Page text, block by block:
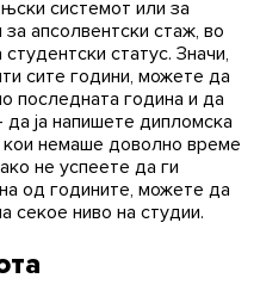
системот или за
апсолвентски стаж, во
статус. Значи,
сите години, можете да
последната година и да
да ја напишете дипломска
кои немаше доволно време
не успеете да ги
од годините, можете да
секое ниво на студии.